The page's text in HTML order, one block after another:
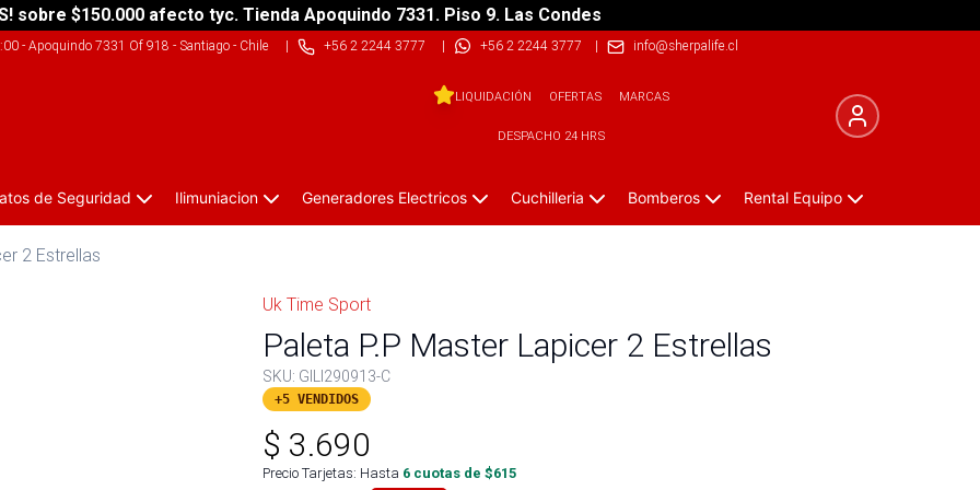
sobre $150.000 afecto tyc. Tienda Apoquindo 7331. Piso 9. Las Condes
- Apoquindo 7331 Of 918 - Santiago - Chile| +56 2 2244 3777 | +56 2 2244 3777 | info@sherpalife.cl
LIQUIDACIÓN OFERTAS MARCAS
DESPACHO 24 HRS
de Seguridad Ilimuniacion Generadores Electricos Cuchilleria Bomberos Rental Equipo
2 Estrellas
Uk Time Sport
Paleta P.P Master Lapicer 2 Estrellas
SKU: GILI290913-C
+5 VENDIDOS
$ 3.690
Precio Tarjetas: Hasta 6 cuotas de $615